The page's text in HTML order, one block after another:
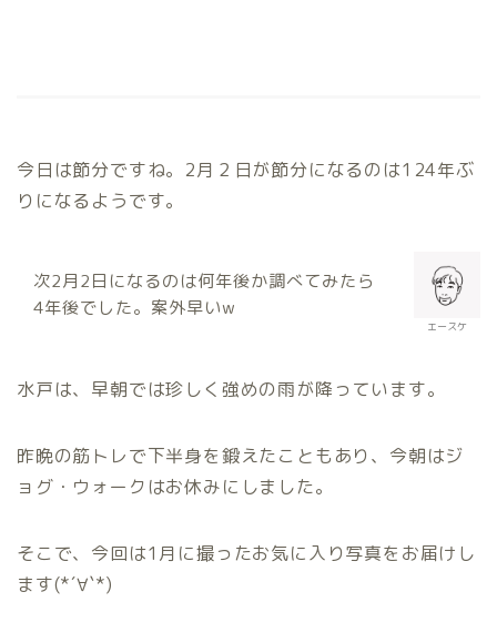
今日は節分ですね。2月２日が節分になるのは124年ぶ
りになるようです。
エースケ
次2月2日になるのは何年後か調べてみたら
4年後でした。案外早いw
水戸は、早朝では珍しく強めの雨が降っています。
昨晩の筋トレで下半身を鍛えたこともあり、今朝はジ
ョグ・ウォークはお休みにしました。
そこで、今回は1月に撮ったお気に入り写真をお届けし
ます(*´∀`*)